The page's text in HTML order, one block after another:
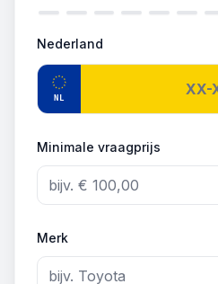
Nederland
NL
Minimale vraagprijs
Merk